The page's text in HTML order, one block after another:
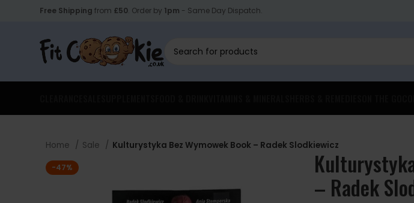
Free Shipping from £50. Order by 1pm - Same Day Dispatch.
Home Sale Kulturystyka Bez Wymowek Book – Radek Slodkiewicz
-47%
– Radek